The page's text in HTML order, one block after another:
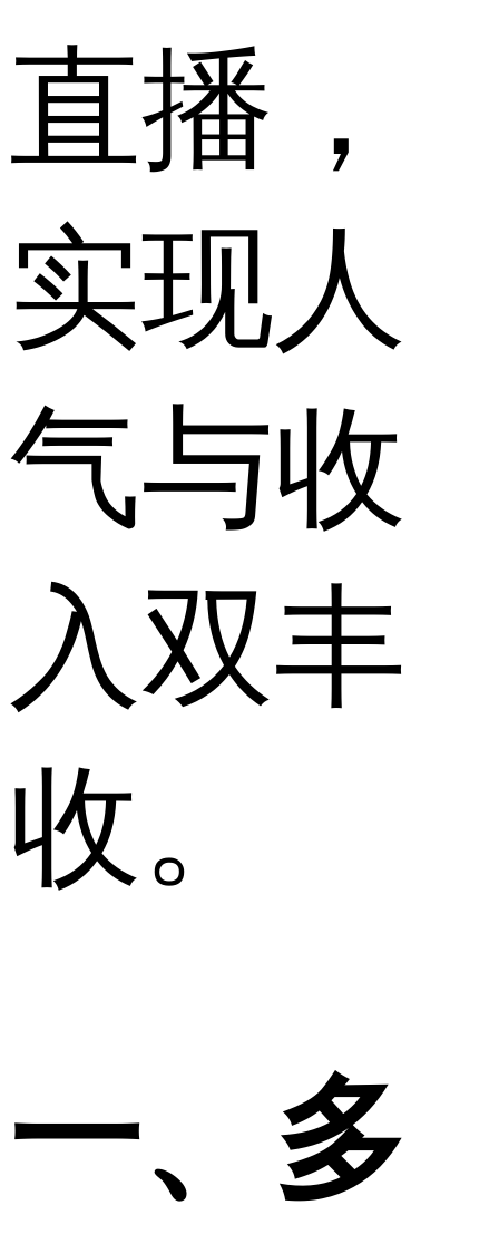
直播，
实现人
气与收
入双丰
收。
一、多